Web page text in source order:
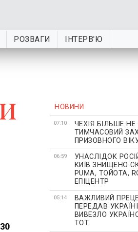
РОЗВАГИ ІНТЕРВ'Ю
НОВИНИ
07:10
ЧЕХІЯ БІЛЬШЕ
ТИМЧАСОВИЙ
ПРИЗОВНОГО
06:59
УНАСЛІДОК
КИЇВ ЗНИЩЕНО
PUMA, ТОЙОТА,
ЕПІЦЕНТР
05:14
ВАЖЛИВИЙ
ПЕРЕДАВ
ВИВЕЗЛО
ТОТ